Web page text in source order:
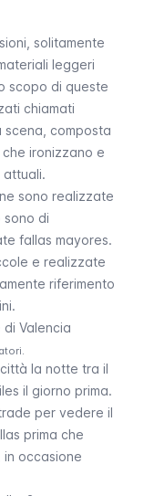
solitamente
leggeri
scopo di queste
chiamati
scena, composta
ironizzano e
attuali.
sono realizzate
sono di
fallas mayores.
e realizzate
riferimento
la notte tra il
il giorno prima.
per vedere il
prima che
occasione